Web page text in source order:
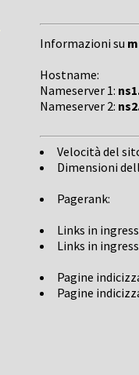
Informazioni su
Hostname:
Nameserver 1:
Nameserver 2:
Velocità del
Dimensioni
Pagerank:
Links in
Links in
Pagine
Pagine